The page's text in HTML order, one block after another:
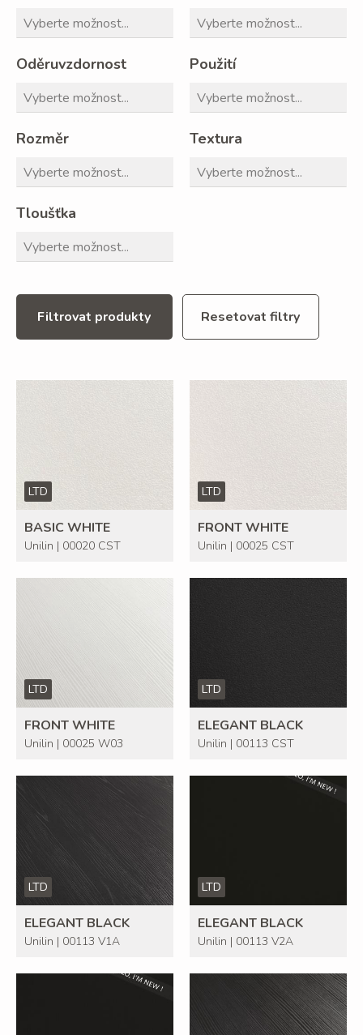
Oděruvzdornost Použití
Rozměr Textura
Tloušťka
Filtrovat produkty Resetovat filtry
LTD
BASIC WHITE
Unilin | 00020 CST
LTD
FRONT WHITE
Unilin | 00025 CST
LTD
FRONT WHITE
Unilin | 00025 W03
LTD
ELEGANT BLACK
Unilin | 00113 CST
LTD
ELEGANT BLACK
Unilin | 00113 V1A
LTD
ELEGANT BLACK
Unilin | 00113 V2A